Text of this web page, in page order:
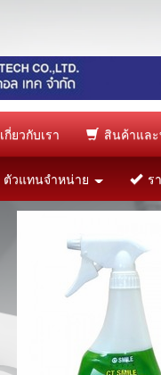
เกี่ยวกับเรา สินค้าแล
ตัวแทนจำหน่าย ร